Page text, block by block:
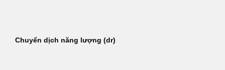
dungChuyển dịch năng lượng (dr)